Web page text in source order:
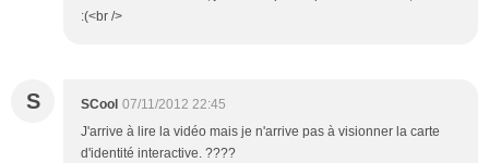
:(<br />
S SCool 07/11/2012 22:45
J'arrive à lire la vidéo mais je n'arrive pas à visionner la carte
d'identité interactive. ????